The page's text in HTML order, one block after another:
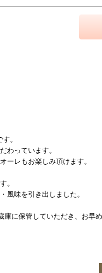
。
わっています。
ーレもお楽しみ頂けます。
。
風味を引き出しました。
に保管していただき、お早